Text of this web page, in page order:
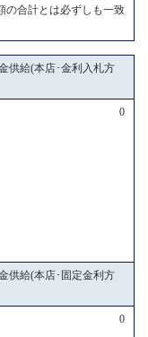
の合計とは必ずしも一致
供給(本店･金利入札方
0
供給(本店･固定金利方
0